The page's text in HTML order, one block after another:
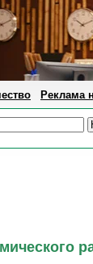
Реклама